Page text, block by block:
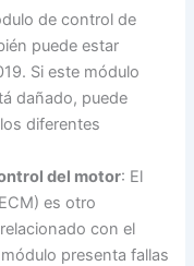
de control de
puede estar
Si este módulo
dañado, puede
diferentes
del motor: El
es otro
con el
presenta fallas